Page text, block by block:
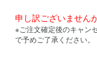
申し訳ございません
※ご注文確定後のキャン
で予めご了承ください。